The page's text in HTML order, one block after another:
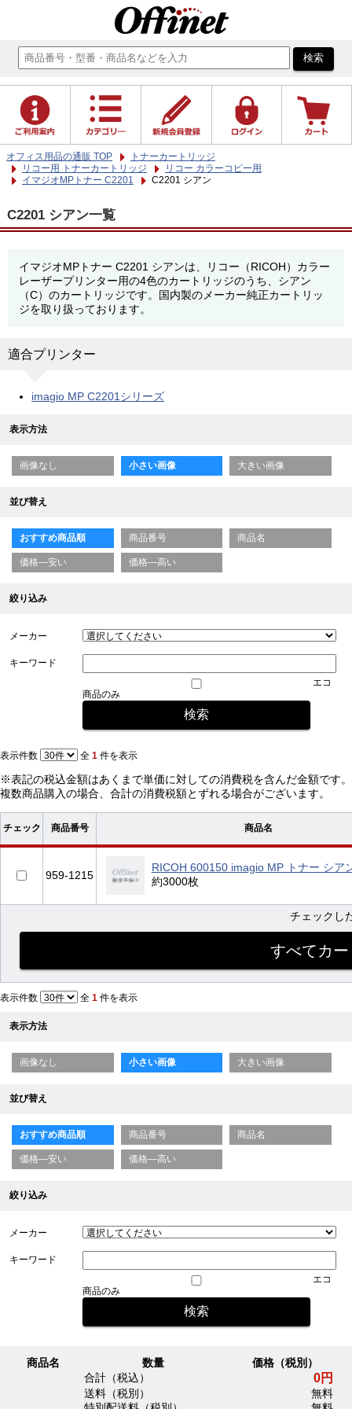
オフィス用品の通販 TOP
トナーカートリッジ
リコー用 トナーカートリッジ
リコー カラーコピー用
イマジオMPトナー C2201
C2201 シアン
C2201 シアン一覧
イマジオMPトナー C2201 シアンは、リコー（RICOH）カラー
レーザープリンター用の4色のカートリッジのうち、シアン
（C）のカートリッジです。国内製のメーカー純正カートリッ
ジを取り扱っております。
適合プリンター
imagio MP C2201シリーズ
表示方法
画像なし 小さい画像 大きい画像
並び替え
おすすめ商品順 商品番号 商品名
価格—安い 価格—高い
絞り込み
メーカー
キーワード
エコ
商品のみ
表示件数 全 1 件を表示
※表記の税込金額はあくまで単価に対しての消費税を含んだ金額です。
複数商品購入の場合、合計の消費税額とずれる場合がございます。
チェック 商品番号 商品名
959-1215
RICOH 600150 imagio MP トナー シア
約3000枚
チェックし
表示件数 全 1 件を表示
表示方法
画像なし 小さい画像 大きい画像
並び替え
おすすめ商品順 商品番号 商品名
価格—安い 価格—高い
絞り込み
メーカー
キーワード
エコ
商品のみ
商品名 数量
価格（税別）
合計（税込）
0円
送料（税別）
無料